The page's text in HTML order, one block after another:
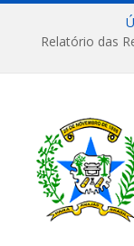
Relatório das